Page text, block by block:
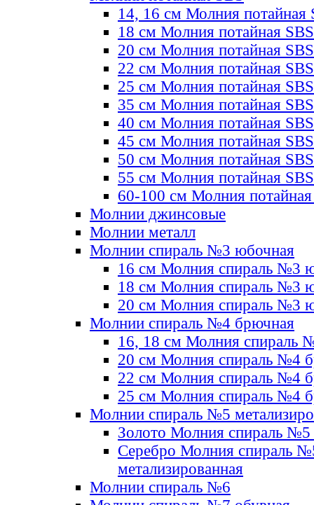
14, 16 см Молния потайная
18 см Молния потайная SBS
20 см Молния потайная SBS
22 см Молния потайная SBS
25 см Молния потайная SBS
35 см Молния потайная SBS
40 см Молния потайная SBS
45 см Молния потайная SBS
50 см Молния потайная SBS
55 см Молния потайная SBS
60-100 см Молния
Молнии джинсовые
Молнии металл
Молнии спираль №3 юбочная
16 см Молния спираль №3
18 см Молния спираль №3
20 см Молния спираль №3
Молнии спираль №4 брючная
16, 18 см Молния спираль
20 см Молния спираль №4
22 см Молния спираль №4
25 см Молния спираль №4
Молнии спираль №5
Золото Молния спираль №5
Серебро Молния спираль
метализированная
Молнии спираль №6